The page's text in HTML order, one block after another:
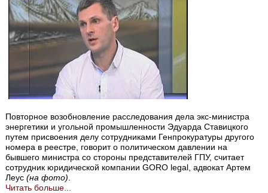
Повторное возобновление расследования дела экс-министра
энергетики и угольной промышленности Эдуарда Ставицкого
путем присвоения делу сотрудниками Генпрокуратуры другого
номера в реестре, говорит о политическом давлении на
бывшего министра со стороны представителей ГПУ, считает
сотрудник юридической компании GORO legal, адвокат Артем
Леус(на фото)
Читать больше...